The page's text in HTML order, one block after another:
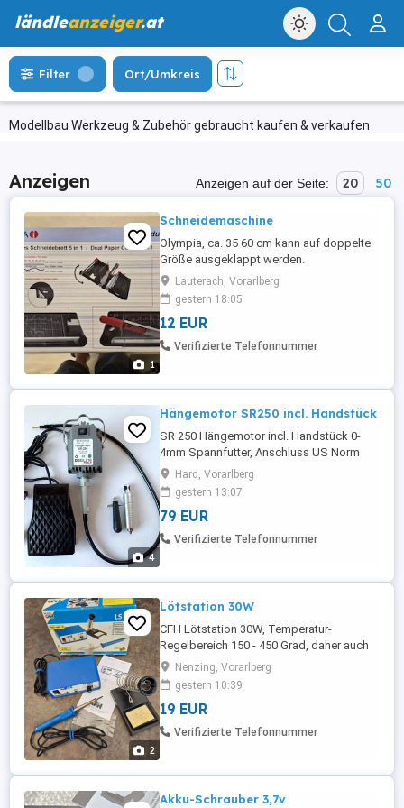
ländleanzeiger.at
Modellbau Werkzeug & Zubehör gebraucht kaufen & verkaufen
Filter Ort/Umkreis
Anzeigen Anzeigen auf der Seite: 20 50
1
Schneidemaschine
Olympia, ca. 35 60 cm kann auf doppelte
Größe ausgeklappt werden.
Lauterach, Vorarlberg
gestern 18:05
12 EUR
Verifizierte Telefonnummer
4
Hängemotor SR250 incl. Handstück
SR 250 Hängemotor incl. Handstück 0-
4mm Spannfutter, Anschluss US Norm
(damit passen auch andere Handstücke
mit dieser Anschlussnorm) 230V 50Hz 230
W 18.000 U min Impressum: Dreiling
Manfred Saentisweg 31 6971 Hard
Telefon: E-Mail: UID: ATU39526401
Hard, Vorarlberg
gestern 13:07
79 EUR
Verifizierte Telefonnummer
2
Lötstation 30W
CFH Lötstation 30W, Temperatur-
Regelbereich 150 - 450 Grad, daher auch
für bleifreie Lote geeignet. In gepflegtem,
sauberem Zustand. Aus tierfreiem
Nichtraucherhaushalt. Lieferumfang wie
abgebildet, incl. Bedienungsanleitung.
Kann gegen Ersatz der Portokosten 5
Nenzing, Vorarlberg
gestern 10:39
19 EUR
Verifizierte Telefonnummer
Akku-Schrauber 3,7v